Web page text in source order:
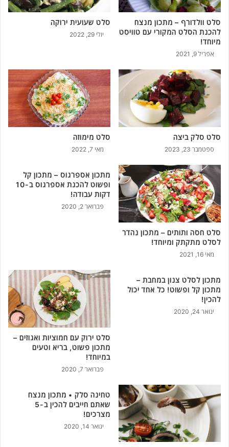
ם
ו
פ
ש
ו
ב
1
ב
ב
ד
סלט וולדורף – מתכון מנצח
להכנת הסלט המקורי עם טוויסט
מיוחד!
אפריל 9, 2021
סלט שעועית ירוקה
יולי 29, 2022
סלט סלק ביצה
ספטמבר 23, 2023
סלט מימוזה
מאי 7, 2022
סלט חסה ותותים – מתכון נהדר
לסלט מתקתק ומיוחד!
מאי 16, 2021
מתכון אספרגוס – מתכון קל
ופשוט להכנת אספרגוס ב-10
דקות עבודה!
פברואר 2, 2020
מתכון לסלט צנון במחבת –
מתכון קל ופשוט! כל אחד יכול
להכין!
ינואר 24, 2020
סלט ירוק עם חמוציות ואגוזים –
מתכון פשוט, בריא וטעים
במיוחד!
פברואר 7, 2020
טחינה סלק • מתכון מנצח
שאתם חייבים להכין ב-5
מצרכים!
ינואר 14, 2020